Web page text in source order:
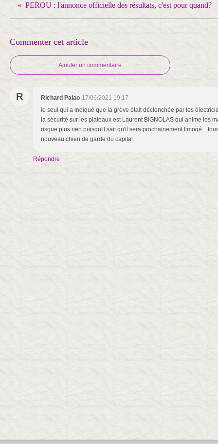
PEROU : l'annonce officielle des résultats, c'est pour quand?
Commenter cet article
Ajouter un commentaire
R Richard Palao 17/06/2021 19:17
Ie seul qui a indiqué que la grève était déclenchée par les
la sécurité sur les plateaux est Laurent BIGNOLAS qui anime les
risque plus rien puisqu'il sait qu'il sera prochainement limogé
nouveau chien de garde du capital
Répondre